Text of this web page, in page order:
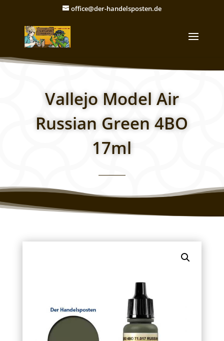
office@der-handelsposten.de
Vallejo Model Air
Russian Green 4BO
17ml